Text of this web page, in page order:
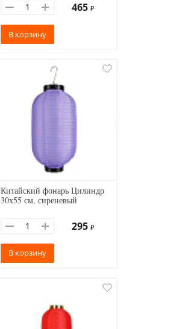
465 ₽
В корзину
Китайский фонарь Цилиндр
30х55 см, сиреневый
295 ₽
В корзину